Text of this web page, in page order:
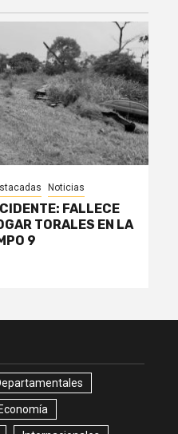
Noticias
FALLECE
TORALES EN LA
9
Economía